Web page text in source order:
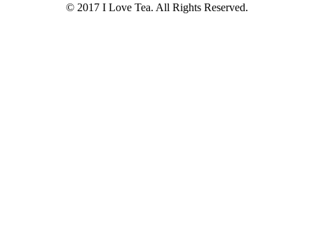
© 2017 I Love Tea. All Rights Reserved.